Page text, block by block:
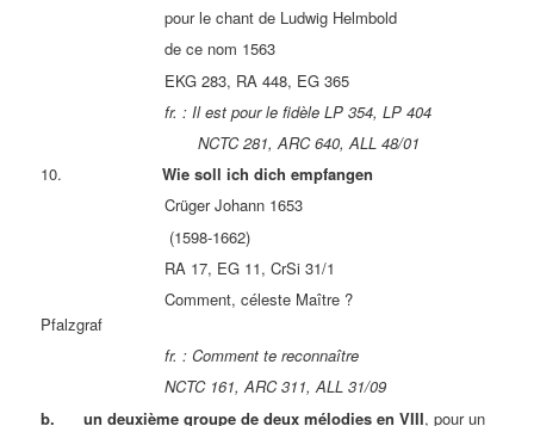
pour le chant de Ludwig Helmbold
de ce nom 1563
EKG 283, RA 448, EG 365
fr. : Il est pour le fidèle LP 354, LP 404
NCTC 281, ARC 640, ALL 48/01
10.Wie soll ich dich empfangen
Crüger Johann 1653
(1598-1662)
RA 17, EG 11, CrSi 31/1
Comment, céleste Maître ?
Pfalzgraf
fr. : Comment te reconnaître
NCTC 161, ARC 311, ALL 31/09
b. un deuxième groupe de deux mélodies en VIII, pour un